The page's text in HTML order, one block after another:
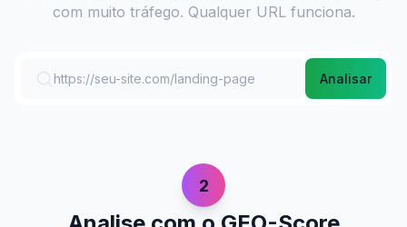
com muito tráfego. Qualquer URL funciona.
https://seu-site.com/landing-page Analisar
2